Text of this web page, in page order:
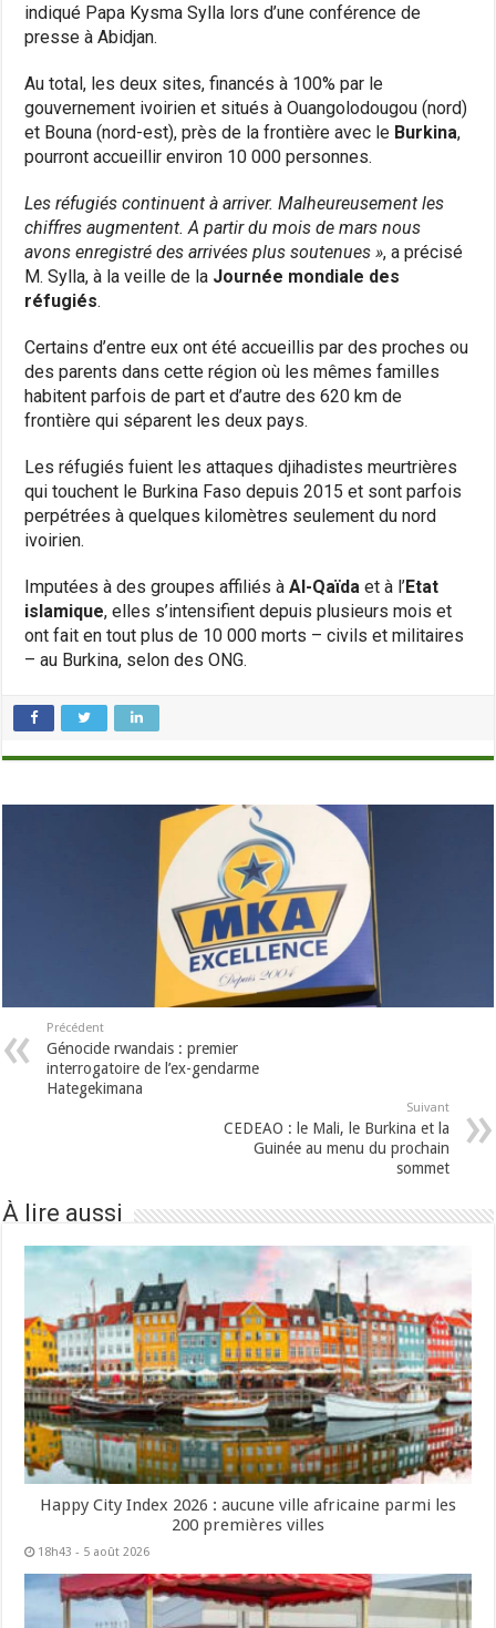
indiqué Papa Kysma Sylla lors d’une conférence de
presse à Abidjan.
Au total, les deux sites, financés à 100% par le
gouvernement ivoirien et situés à Ouangolodougou (nord)
et Bouna (nord-est), près de la frontière avec le Burkina,
pourront accueillir environ 10 000 personnes.
Les réfugiés continuent à arriver. Malheureusement les
chiffres augmentent. A partir du mois de mars nous
avons enregistré des arrivées plus soutenues », a précisé
M. Sylla, à la veille de la Journée mondiale des
réfugiés.
Certains d’entre eux ont été accueillis par des proches ou
des parents dans cette région où les mêmes familles
habitent parfois de part et d’autre des 620 km de
frontière qui séparent les deux pays.
Les réfugiés fuient les attaques djihadistes meurtrières
qui touchent le Burkina Faso depuis 2015 et sont parfois
perpétrées à quelques kilomètres seulement du nord
ivoirien.
Imputées à des groupes affiliés àAl-Qaïda et à l’Etat
islamique, elles s’intensifient depuis plusieurs mois et
ont fait en tout plus de 10 000 morts – civils et militaires
– au Burkina, selon des ONG.
Précédent
Génocide rwandais : premier
interrogatoire de l’ex-gendarme
Hategekimana
Suivant
CEDEAO : le Mali, le Burkina et la
Guinée au menu du prochain
sommet
À lire aussi
Happy City Index 2026 : aucune ville africaine parmi les
200 premières villes
18h43 - 5 août 2026